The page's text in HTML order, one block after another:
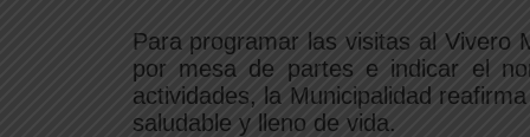
Para programar las visitas al Vivero
por mesa de partes e indicar el
actividades, la Municipalidad
saludable y lleno de vida.